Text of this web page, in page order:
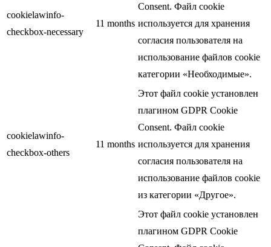
cookielawinfo-
checkbox-necessary
11 months
Consent. Файл cookie
используется для хранения
согласия пользователя на
использование файлов cookie
категории «Необходимые».
cookielawinfo-
checkbox-others
11 months
Этот файл cookie установлен
плагином GDPR Cookie
Consent. Файл cookie
используется для хранения
согласия пользователя на
использование файлов cookie
из категории «Другое».
Этот файл cookie установлен
плагином GDPR Cookie